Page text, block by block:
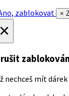
zablokovat
×
nechceš mít dárek